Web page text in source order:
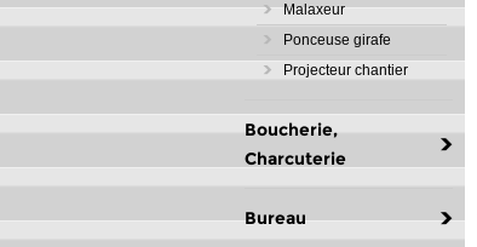
Malaxeur
Ponceuse girafe
Projecteur chantier
Boucherie,
Charcuterie
Bureau